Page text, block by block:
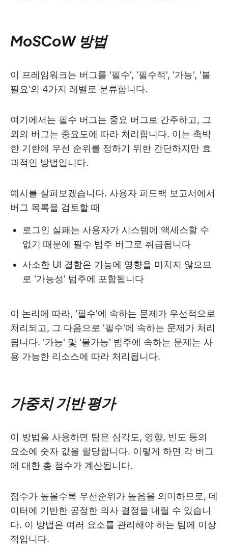
MoSCoW 방법
이 프레임워크는 버그를 '필수', '필수적', '가능', '불
필요'의 4가지 레벨로 분류합니다.
여기에서는 필수 버그는 중요 버그로 간주하고, 그
외의 버그는 중요도에 따라 처리합니다. 이는 촉박
한 기한에 우선 순위를 정하기 위한 간단하지만 효
과적인 방법입니다.
예시를 살펴보겠습니다. 사용자 피드백 보고서에서
버그 목록을 검토할 때
로그인 실패는 사용자가 시스템에 액세스할 수
없기 때문에 필수 범주 버그로 취급됩니다
사소한 UI 결함은 기능에 영향을 미치지 않으므
로 '가능성' 범주에 포함됩니다
이 논리에 따라, '필수'에 속하는 문제가 우선적으로
처리되고, 그 다음으로 '필수'에 속하는 문제가 처리
됩니다. '가능' 및 '불가능' 범주에 속하는 문제는 사
용 가능한 리소스에 따라 처리됩니다.
가중치 기반 평가
이 방법을 사용하면 팀은 심각도, 영향, 빈도 등의
요소에 숫자 값을 할당합니다. 이렇게 하면 각 버그
에 대한 총 점수가 계산됩니다.
점수가 높을수록 우선순위가 높음을 의미하므로, 데
이터에 기반한 공정한 의사 결정을 내릴 수 있습니
다. 이 방법은 여러 요소를 관리해야 하는 팀에 이상
적입니다.